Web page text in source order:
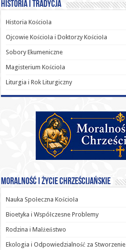
Historia i Tradycja
Historia Kościoła
Ojcowie Kościoła i Doktorzy Kościoła
Sobory Ekumeniczne
Magisterium Kościoła
Liturgia i Rok Liturgiczny
Moralność i Życie Chrześcijańskie
Nauka Społeczna Kościoła
Bioetyka i Współczesne Problemy
Rodzina i Małżeństwo
Ekologia i Odpowiedzialność za Stworzenie